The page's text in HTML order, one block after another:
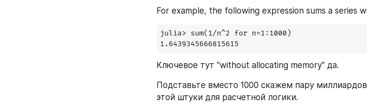
For example, the following expression sums a series
julia> sum(1/n^2 for n=1:1000)
1.6439345666815615
Ключевое тут "without allocating memory" да.
Подставьте вместо 1000 скажем пару
этой штуки для расчетной логики.